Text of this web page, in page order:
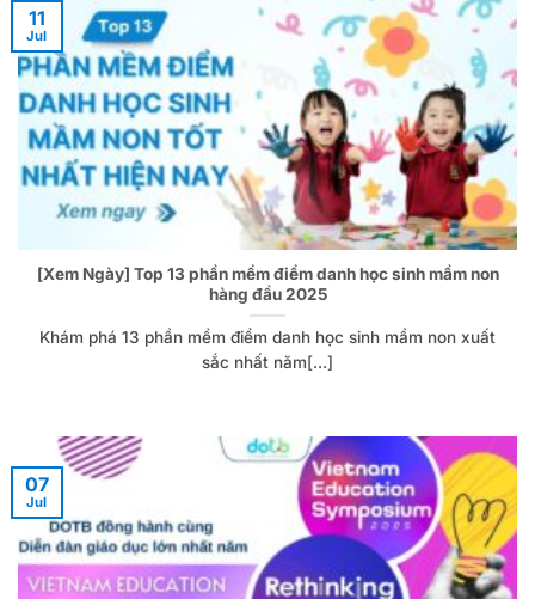
[Xem Ngày] Top 13 phần mềm điểm danh học sinh mầm non
hàng đầu 2025
Khám phá 13 phần mềm điểm danh học sinh mầm non xuất
sắc nhất năm[...]
11
Jul
07
Jul